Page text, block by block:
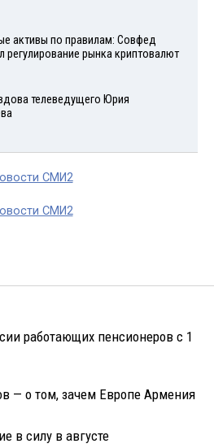
активы по правилам: Совфед
регулирование рынка криптовалют
телеведущего Юрия
СМИ2
СМИ2
работающих пенсионеров с 1
— о том, зачем Европе Армения
в силу в августе